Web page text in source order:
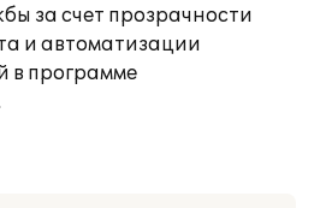
за счет прозрачности
и автоматизации
в программе